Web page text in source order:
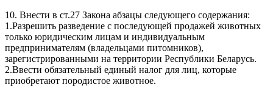
10. Внести в ст.27 Закона абзацы следующего содержания:
1.Разрешить разведение с последующей продажей животных
только юридическим лицам и индивидуальным
предпринимателям (владельцами питомников),
зарегистрированными на территории Республики Беларусь.
2.Ввести обязательный единый налог для лиц, которые
приобретают породистое животное.